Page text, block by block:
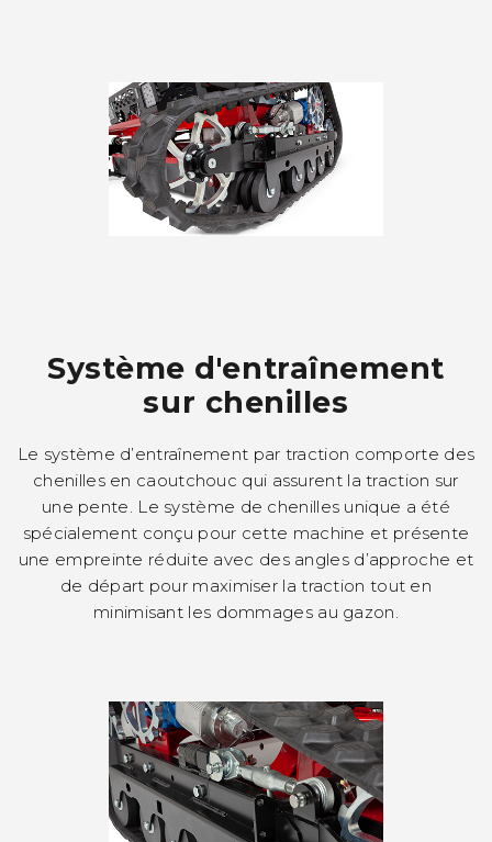
Système d'entraînement
sur chenilles
Le système d’entraînement par traction comporte des
chenilles en caoutchouc qui assurent la traction sur
une pente. Le système de chenilles unique a été
spécialement conçu pour cette machine et présente
une empreinte réduite avec des angles d’approche et
de départ pour maximiser la traction tout en
minimisant les dommages au gazon.